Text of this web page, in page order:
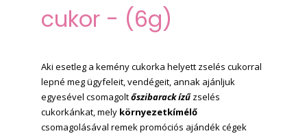
cukor - (6g)
Aki esetleg a kemény cukorka helyett zselés cukorral
lepné meg ügyfeleit, vendégeit, annak ajánljuk
egyesével csomagoltőszibarack ízűzselés
cukorkánkat, mely környezetkímélő
csomagolásával remek promóciós ajándék cégek